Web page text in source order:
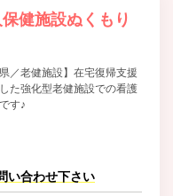
健施設ぬくもり
県／老健施設】在宅復帰支援
た強化型老健施設での看護
す♪
い合わせ下さい